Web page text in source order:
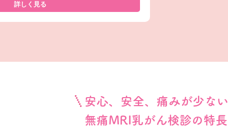
詳しく見る
安心、安全、痛みが少ない
無痛MRI乳がん検診の特長